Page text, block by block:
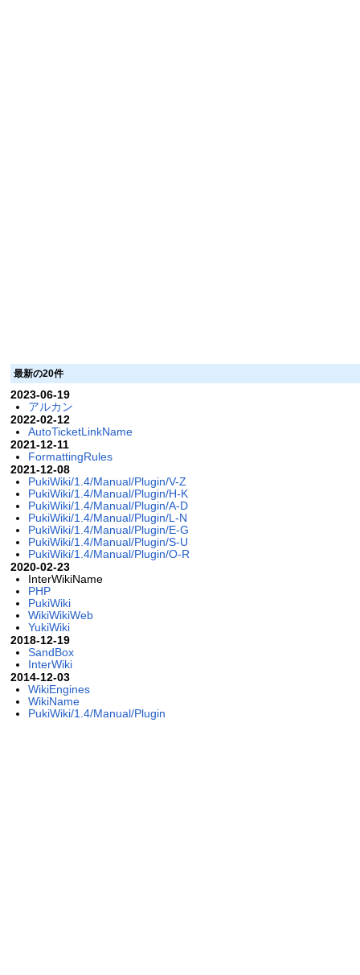
最新の20件
2023-06-19
アルカン
2022-02-12
AutoTicketLinkName
2021-12-11
FormattingRules
2021-12-08
PukiWiki/1.4/Manual/Plugin/V-Z
PukiWiki/1.4/Manual/Plugin/H-K
PukiWiki/1.4/Manual/Plugin/A-D
PukiWiki/1.4/Manual/Plugin/L-N
PukiWiki/1.4/Manual/Plugin/E-G
PukiWiki/1.4/Manual/Plugin/S-U
PukiWiki/1.4/Manual/Plugin/O-R
2020-02-23
InterWikiName
PHP
PukiWiki
WikiWikiWeb
YukiWiki
2018-12-19
SandBox
InterWiki
2014-12-03
WikiEngines
WikiName
PukiWiki/1.4/Manual/Plugin